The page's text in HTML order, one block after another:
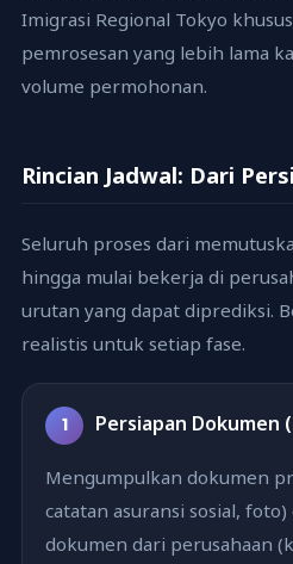
Imigrasi Regional Tokyo
pemrosesan yang lebih lama
volume permohonan.
Rincian Jadwal: Dari
Seluruh proses dari
hingga mulai bekerja di
urutan yang dapat diprediksi.
realistis untuk setiap fase.
1 Persiapan Dokumen
Mengumpulkan dokumen
catatan asuransi sosial,
dokumen dari perusahaan